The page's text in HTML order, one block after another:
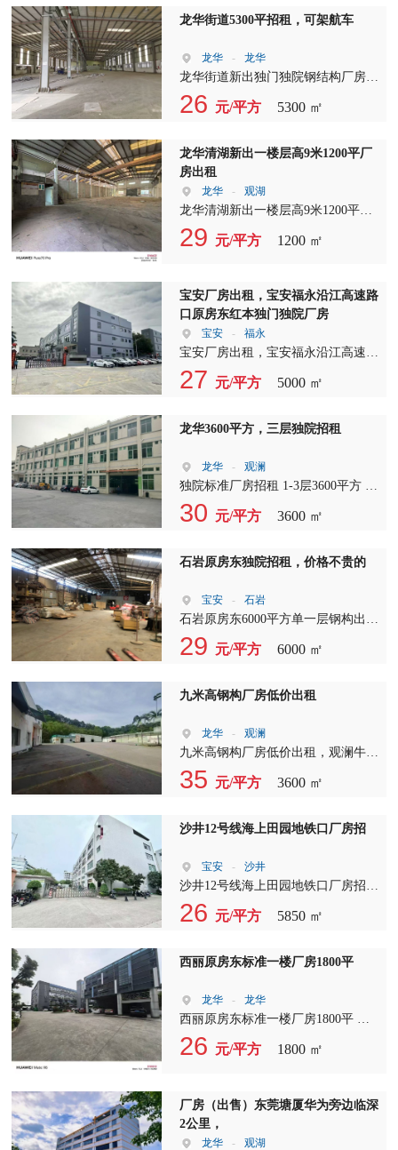
龙华街道5300平招租，可架航车
龙华 - 龙华
龙华街道新出独门独院钢结构厂房
5300m?出租，滴水高度 8 米可架航
车。
26 元/平方 5300 ㎡
龙华清湖新出一楼层高9米1200平厂
房出租
龙华 - 观湖
龙华清湖新出一楼层高9米1200平厂
房出租，前后有门，适合仓库，摄影
基地，物流快递等行业。
29 元/平方 1200 ㎡
宝安厂房出租，宝安福永沿江高速路
口原房东红本独门独院厂房
宝安 - 福永
宝安厂房出租，宝安福永沿江高速路
口原房东红本独门独院厂房 面积：
5048平米 一楼层高：六米 交房：3月
27 元/平方 5000 ㎡
龙华3600平方，三层独院招租
龙华 - 观澜
独院标准厂房招租 1-3层3600平方 办
公楼800平方 宿舍1200平方 电315千
瓦 空地1600平方
30 元/平方 3600 ㎡
石岩原房东独院招租，价格不贵的
宝安 - 石岩
石岩原房东6000平方单一层钢构出
租，只要29元，可进拖头，靠近机荷
高速和龙大高速。
29 元/平方 6000 ㎡
九米高钢构厂房低价出租
龙华 - 观澜
九米高钢构厂房低价出租，观澜牛湖
原房东独栋单一层砖墙钢构3600平
方，层高9米，实际面积出租，主干
超级大，适合做物流仓储、快递中转
35 元/平方 3600 ㎡
沙井12号线海上田园地铁口厂房招
宝安 - 沙井
沙井12号线海上田园地铁口厂房招
租，原房东独门独院厂房1-4层5850
平方米，一楼5.5米带现成航车，楼
26 元/平方 5850 ㎡
西丽原房东标准一楼厂房1800平
龙华 - 龙华
西丽原房东标准一楼厂房1800平 独
立办公楼1-2楼500平 形象好停车位充
足，现成办公室装修，适合形象有要
26 元/平方 1800 ㎡
厂房（出售）东莞塘厦华为旁边临深
2公里，
龙华 - 观湖